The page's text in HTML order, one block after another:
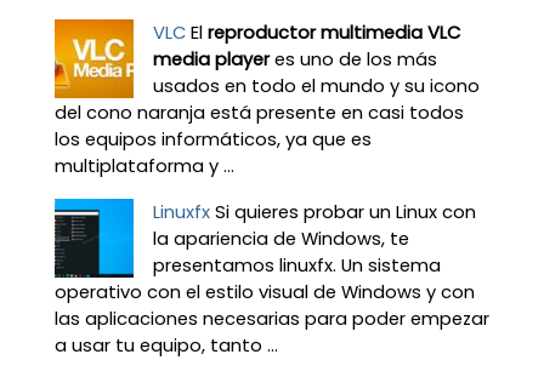
VLC El reproductor multimedia VLC
media playeres uno de los más
usados en todo el mundo y su icono
del cono naranja está presente en casi todos
los equipos informáticos, ya que es
multiplataforma y ...
Linuxfx Si quieres probar un Linux con
la apariencia de Windows, te
presentamos linuxfx. Un sistema
operativo con el estilo visual de Windows y con
las aplicaciones necesarias para poder empezar
a usar tu equipo, tanto ...